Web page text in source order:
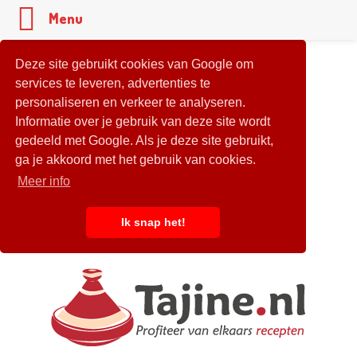
Deze site gebruikt cookies van Google om
services te leveren, advertenties te
personaliseren en verkeer te analyseren.
Informatie over je gebruik van deze site wordt
gedeeld met Google. Als je deze site gebruikt,
ga je akkoord met het gebruik van cookies.
Meer info
Ik snap het!
Menu